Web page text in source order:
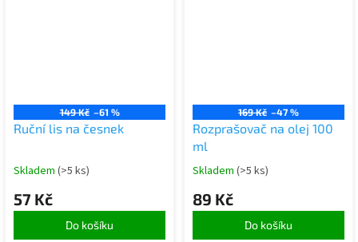
149 Kč –61 %
Ruční lis na česnek
Skladem (>5 ks)
57 Kč
Do košíku
169 Kč –47 %
Rozprašovač na olej 100
ml
Skladem (>5 ks)
89 Kč
Do košíku